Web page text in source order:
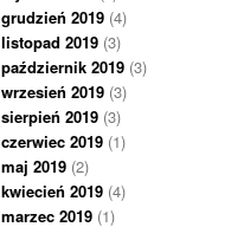
grudzień 2019 (4)
listopad 2019 (3)
październik 2019 (3)
wrzesień 2019 (3)
sierpień 2019 (3)
czerwiec 2019 (1)
maj 2019 (2)
kwiecień 2019 (4)
marzec 2019 (1)